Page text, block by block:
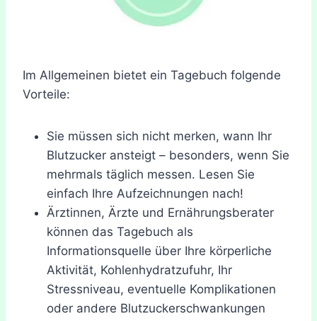
Im Allgemeinen bietet ein Tagebuch folgende
Vorteile:
Sie müssen sich nicht merken, wann Ihr
Blutzucker ansteigt – besonders, wenn Sie
mehrmals täglich messen. Lesen Sie
einfach Ihre Aufzeichnungen nach!
Ärztinnen, Ärzte und Ernährungsberater
können das Tagebuch als
Informationsquelle über Ihre körperliche
Aktivität, Kohlenhydratzufuhr, Ihr
Stressniveau, eventuelle Komplikationen
oder andere Blutzuckerschwankungen